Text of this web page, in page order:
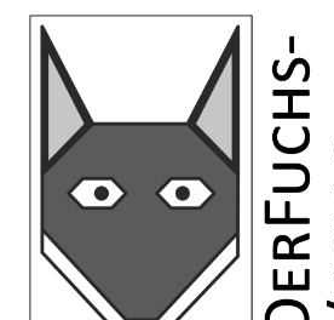
Hauptinhalt springen
Zur Suche springen
Zur Hauptnavigation springen